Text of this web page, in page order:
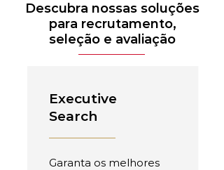
Descubra nossas soluções
para recrutamento,
seleção e avaliação
Executive
Search
Garanta os melhores